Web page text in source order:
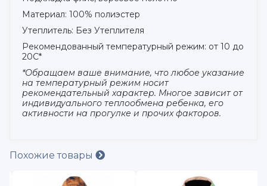
Материал: 100% полиэстер
Утеплитель: Без Утеплителя
Рекомендованный температурный режим: от 10 до
20С*
*Обращаем ваше внимание, что любое указание
на температурный режим носит
рекомендательный характер. Многое зависит от
индивидуального теплообмена ребенка, его
активности на прогулке и прочих факторов.
Похожие товары